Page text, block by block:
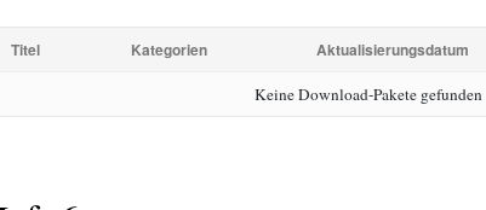
Titel Kategorien Aktualisierungsdatum
Keine Download-Pakete gefunden